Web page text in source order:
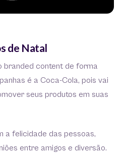
de Natal
branded content de forma
é a Coca-Cola, pois vai
seus produtos em suas
a felicidade das pessoas,
entre amigos e diversão.